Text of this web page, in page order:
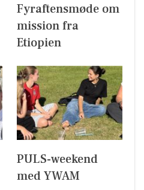
Fyraftensmøde om
mission fra
Etiopien
PULS-weekend
med YWAM